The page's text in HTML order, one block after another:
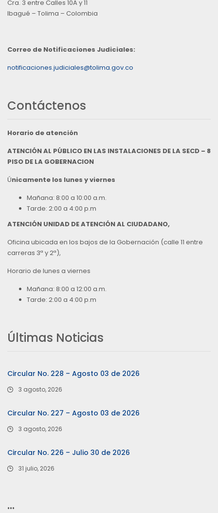
Cra. 3 entre Calles 10A y 11
Ibagué – Tolima – Colombia
Correo de Notificaciones Judiciales:
notificaciones.judiciales@tolima.gov.co
Contáctenos
Horario de atención
ATENCIÓN AL PÚBLICO EN LAS INSTALACIONES DE LA SECD – 8
PISO DE LA GOBERNACION
Únicamente los lunes y viernes
Mañana: 8:00 a 10:00 a.m.
Tarde: 2:00 a 4:00 p.m
ATENCIÓN UNIDAD DE ATENCIÓN AL CIUDADANO,
Oficina ubicada en los bajos de la Gobernación (calle 11 entre
carreras 3ª y 2ª),
Horario de lunes a viernes
Mañana: 8:00 a 12:00 a.m.
Tarde: 2:00 a 4:00 p.m
Últimas Noticias
Circular No. 228 – Agosto 03 de 2026
3 agosto, 2026
Circular No. 227 – Agosto 03 de 2026
3 agosto, 2026
Circular No. 226 – Julio 30 de 2026
31 julio, 2026
…